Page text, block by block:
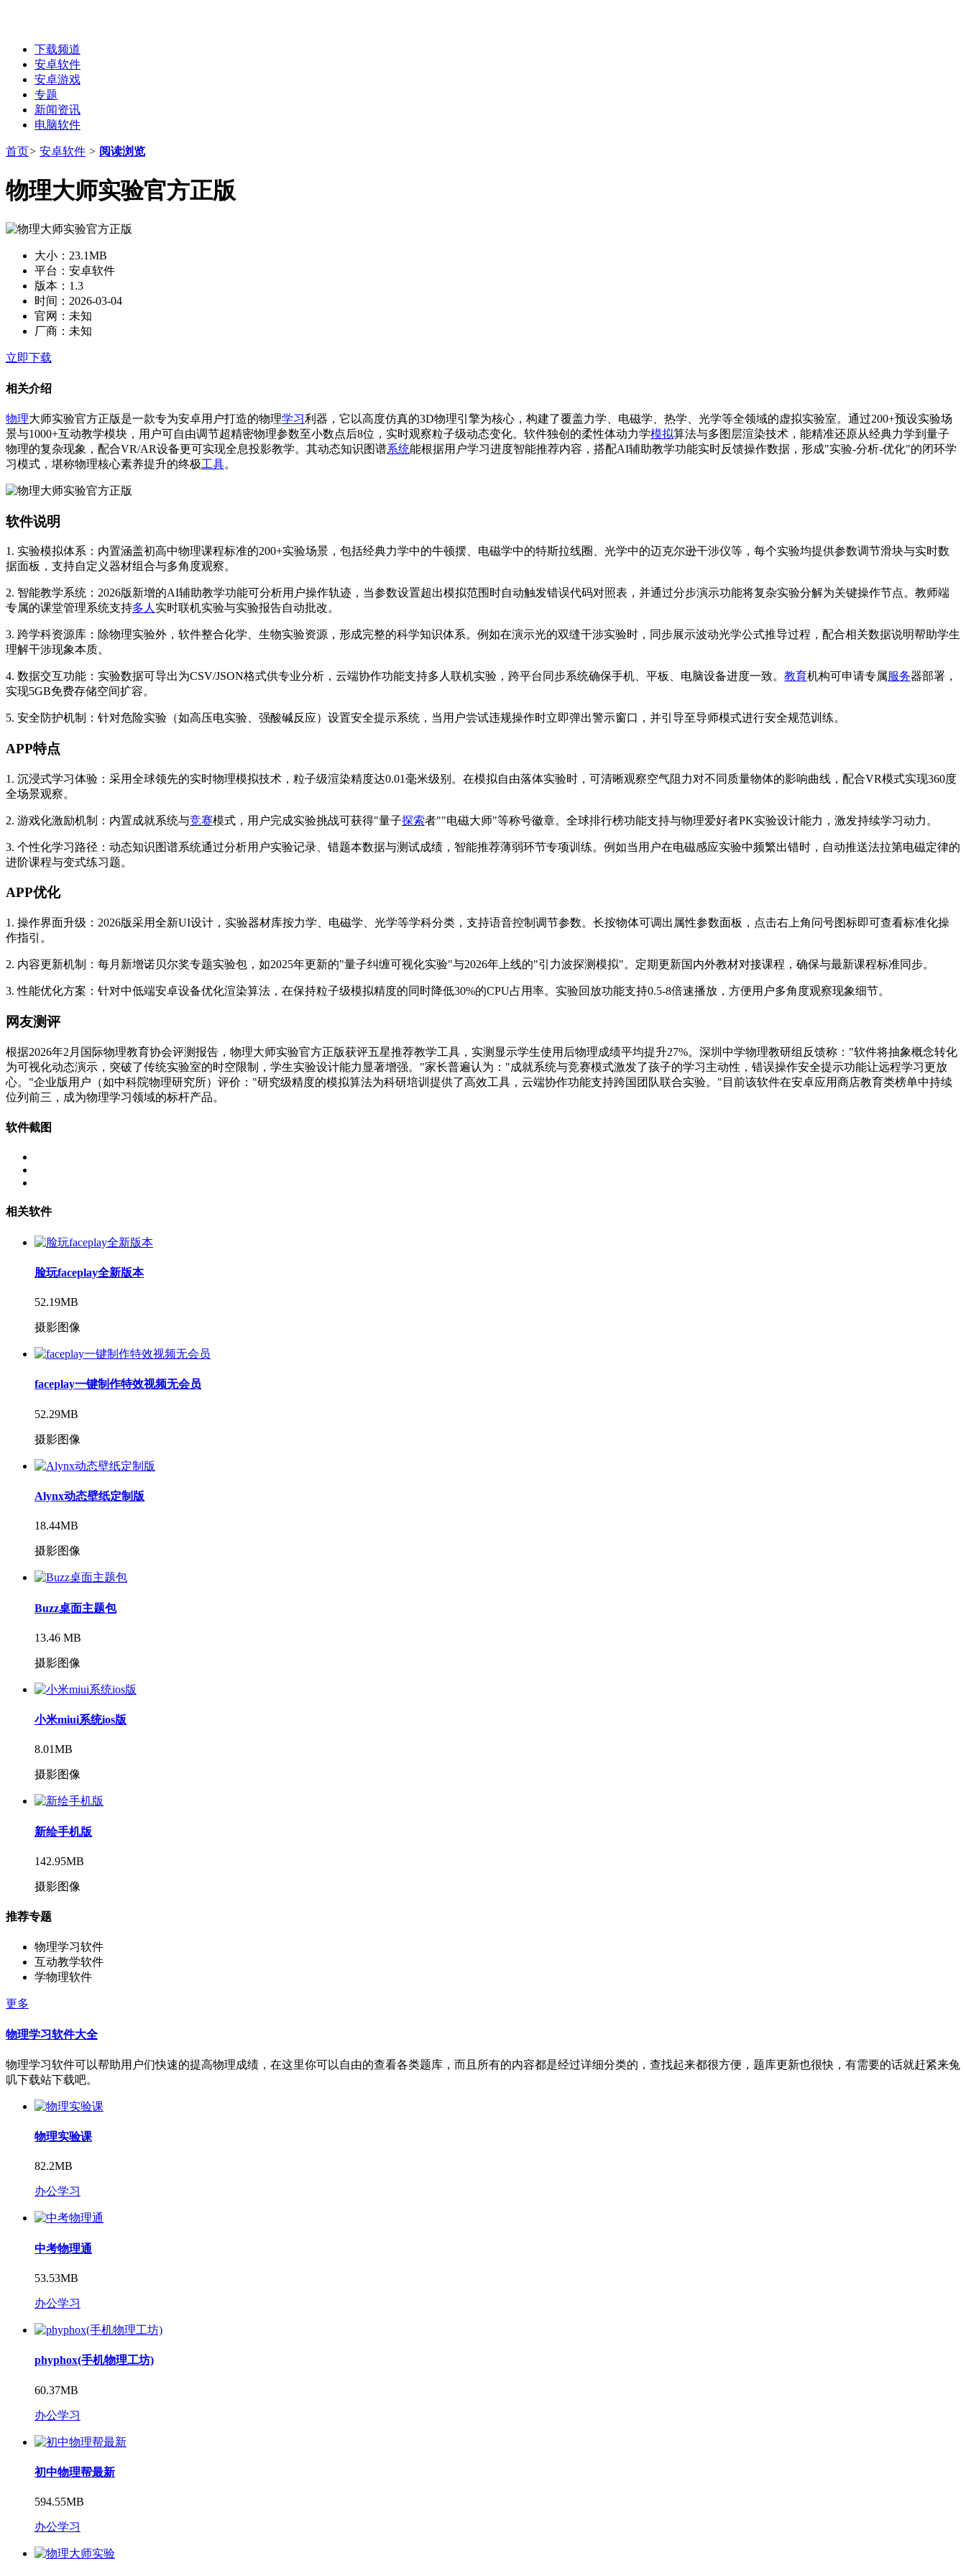
下载频道
安卓软件
安卓游戏
专题
新闻资讯
电脑软件
首页> 安卓软件 > 阅读浏览
物理大师实验官方正版
大小： 23.1MB
平台： 安卓软件
版本： 1.3
时间： 2026-03-04
官网： 未知
厂商： 未知
立即下载
相关介绍
物理大师实验官方正版是一款专为安卓用户打造的物理学习利器，它以高度仿真的3D物理引擎为核心，构建了覆盖力学、电磁学、热学、光学等全领域的虚拟实验室。通过200+预设实验场
景与1000+互动教学模块，用户可自由调节超精密物理参数至小数点后8位，实时观察粒子级动态变化。软件独创的柔性体动力学模拟算法与多图层渲染技术，能精准还原从经典力学到量子
物理的复杂现象，配合VR/AR设备更可实现全息投影教学。其动态知识图谱系统能根据用户学习进度智能推荐内容，搭配AI辅助教学功能实时反馈操作数据，形成"实验-分析-优化"的闭环学
习模式，堪称物理核心素养提升的终极工具。
软件说明
1. 实验模拟体系：内置涵盖初高中物理课程标准的200+实验场景，包括经典力学中的牛顿摆、电磁学中的特斯拉线圈、光学中的迈克尔逊干涉仪等，每个实验均提供参数调节滑块与实时数
据面板，支持自定义器材组合与多角度观察。
2. 智能教学系统：2026版新增的AI辅助教学功能可分析用户操作轨迹，当参数设置超出模拟范围时自动触发错误代码对照表，并通过分步演示功能将复杂实验分解为关键操作节点。教师端
专属的课堂管理系统支持多人 实时联机实验与实验报告自动批改。
3. 跨学科资源库：除物理实验外，软件整合化学、生物实验资源，形成完整的科学知识体系。例如在演示光的双缝干涉实验时，同步展示波动光学公式推导过程，配合相关数据说明帮助学生
理解干涉现象本质。
4. 数据交互功能：实验数据可导出为CSV/JSON格式供专业分析，云端协作功能支持多人联机实验，跨平台同步系统确保手机、平板、电脑设备进度一致。 教育机构可申请专属服务器部署，
实现5GB免费存储空间扩容。
5. 安全防护机制：针对危险实验（如高压电实验、强酸碱反应）设置安全提示系统，当用户尝试违规操作时立即弹出警示窗口，并引导至导师模式进行安全规范训练。
APP特点
1. 沉浸式学习体验：采用全球领先的实时物理模拟技术，粒子级渲染精度达0.01毫米级别。在模拟自由落体实验时，可清晰观察空气阻力对不同质量物体的影响曲线，配合VR模式实现360度
全场景观察。
2. 游戏化激励机制：内置成就系统与竞赛模式，用户完成实验挑战可获得"量子探索者""电磁大师"等称号徽章。全球排行榜功能支持与物理爱好者PK实验设计能力，激发持续学习动力。
3. 个性化学习路径：动态知识图谱系统通过分析用户实验记录、错题本数据与测试成绩，智能推荐薄弱环节专项训练。例如当用户在电磁感应实验中频繁出错时，自动推送法拉第电磁定律的
进阶课程与变式练习题。
APP优化
1. 操作界面升级：2026版采用全新UI设计，实验器材库按力学、电磁学、光学等学科分类，支持语音控制调节参数。长按物体可调出属性参数面板，点击右上角问号图标即可查看标准化操
作指引。
2. 内容更新机制：每月新增诺贝尔奖专题实验包，如2025年更新的"量子纠缠可视化实验"与2026年上线的"引力波探测模拟"。定期更新国内外教材对接课程，确保与最新课程标准同步。
3. 性能优化方案：针对中低端安卓设备优化渲染算法，在保持粒子级模拟精度的同时降低30%的CPU占用率。实验回放功能支持0.5-8倍速播放，方便用户多角度观察现象细节。
网友测评
根据2026年2月国际物理教育协会评测报告，物理大师实验官方正版获评五星推荐教学工具，实测显示学生使用后物理成绩平均提升27%。深圳中学物理教研组反馈称："软件将抽象概念转化
为可视化动态演示，突破了传统实验室的时空限制，学生实验设计能力显著增强。"家长普遍认为："成就系统与竞赛模式激发了孩子的学习主动性，错误操作安全提示功能让远程学习更放
心。"企业版用户（如中科院物理研究所）评价："研究级精度的模拟算法为科研培训提供了高效工具，云端协作功能支持跨国团队联合实验。"目前该软件在安卓应用商店教育类榜单中持续
位列前三，成为物理学习领域的标杆产品。
软件截图
相关软件
脸玩faceplay全新版本
52.19MB
摄影图像
faceplay一键制作特效视频无会员
52.29MB
摄影图像
Alynx动态壁纸定制版
18.44MB
摄影图像
Buzz桌面主题包
13.46 MB
摄影图像
小米miui系统ios版
8.01MB
摄影图像
新绘手机版
142.95MB
摄影图像
推荐专题
物理学习软件
互动教学软件
学物理软件
更多
物理学习软件大全
物理学习软件可以帮助用户们快速的提高物理成绩，在这里你可以自由的查看各类题库，而且所有的内容都是经过详细分类的，查找起来都很方便，题库更新也很快，有需要的话就赶紧来兔
叽下载站下载吧。
物理实验课
82.2MB
办公学习
中考物理通
53.53MB
办公学习
phyphox(手机物理工坊)
60.37MB
办公学习
初中物理帮最新
594.55MB
办公学习